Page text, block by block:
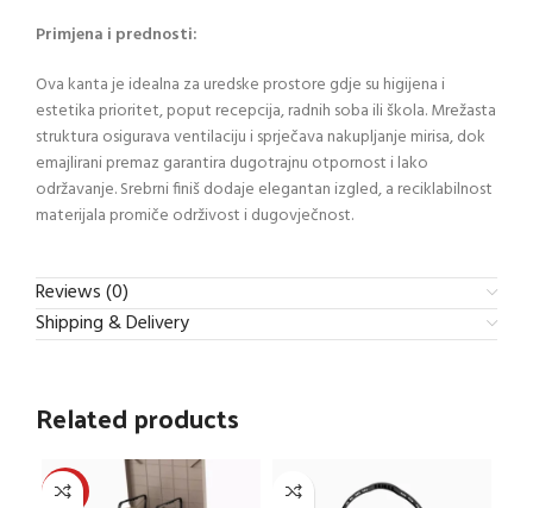
Primjena i prednosti:
Ova kanta je idealna za uredske prostore gdje su higijena i
estetika prioritet, poput recepcija, radnih soba ili škola. Mrežasta
struktura osigurava ventilaciju i sprječava nakupljanje mirisa, dok
emajlirani premaz garantira dugotrajnu otpornost i lako
održavanje. Srebrni finiš dodaje elegantan izgled, a reciklabilnost
materijala promiče održivost i dugovječnost.
Reviews (0)
Shipping & Delivery
Related products
-15%